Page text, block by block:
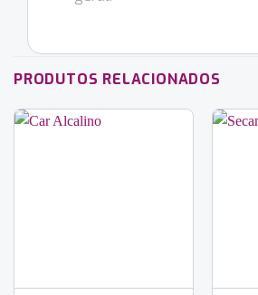
PRODUTOS RELACIONADOS